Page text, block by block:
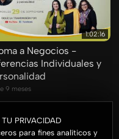
TU PRIVACIDAD
para fines analíticos y
1:02:16
a Negocios -
Individuales y
9 meses